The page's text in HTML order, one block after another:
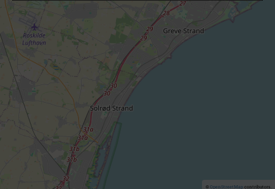
© OpenStreetMapcontributors.